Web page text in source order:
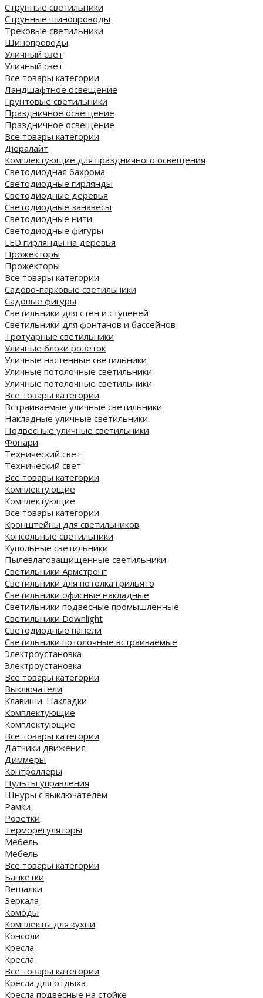
Струнные светильники
Струнные шинопроводы
Трековые светильники
Шинопроводы
Уличный свет
Уличный свет
Все товары категории
Ландшафтное освещение
Грунтовые светильники
Праздничное освещение
Праздничное освещение
Все товары категории
Дюралайт
Комплектующие для праздничного освещения
Светодиодная бахрома
Светодиодные гирлянды
Светодиодные деревья
Светодиодные занавесы
Светодиодные нити
Светодиодные фигуры
LED гирлянды на деревья
Прожекторы
Прожекторы
Все товары категории
Садово-парковые светильники
Садовые фигуры
Светильники для стен и ступеней
Светильники для фонтанов и бассейнов
Тротуарные светильники
Уличные блоки розеток
Уличные настенные светильники
Уличные потолочные светильники
Уличные потолочные светильники
Все товары категории
Встраиваемые уличные светильники
Накладные уличные светильники
Подвесные уличные светильники
Фонари
Технический свет
Технический свет
Все товары категории
Комплектующие
Комплектующие
Все товары категории
Кронштейны для светильников
Консольные светильники
Купольные светильники
Пылевлагозащищенные светильники
Светильники Армстронг
Светильники для потолка грильято
Светильники офисные накладные
Светильники подвесные промышленные
Светильники Downlight
Светодиодные панели
Cветильники потолочные встраиваемые
Электроустановка
Электроустановка
Все товары категории
Выключатели
Клавиши. Накладки
Комплектующие
Комплектующие
Все товары категории
Датчики движения
Диммеры
Контроллеры
Пульты управления
Шнуры с выключателем
Рамки
Розетки
Терморегуляторы
Мебель
Мебель
Все товары категории
Банкетки
Вешалки
Зеркала
Комоды
Комплекты для кухни
Консоли
Кресла
Кресла
Все товары категории
Кресла для отдыха
Кресла подвесные на стойке